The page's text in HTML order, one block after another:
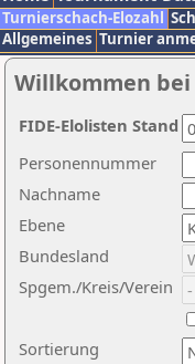
Turnierschach-Elozahl
Allgemeines Turnier
Willkommen bei
Nachname
Ebene
Sortierung
Personennummer
Bundesland
Spgem./Kreis/Verein
FIDE-Elolisten Stand